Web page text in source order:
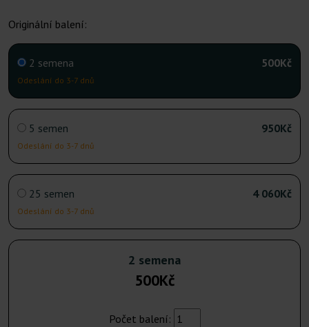
Originální balení:
2 semena
Odeslání do 3-7 dnů
500Kč
5 semen
Odeslání do 3-7 dnů
950Kč
25 semen
Odeslání do 3-7 dnů
4 060Kč
2 semena
500Kč
Počet balení: